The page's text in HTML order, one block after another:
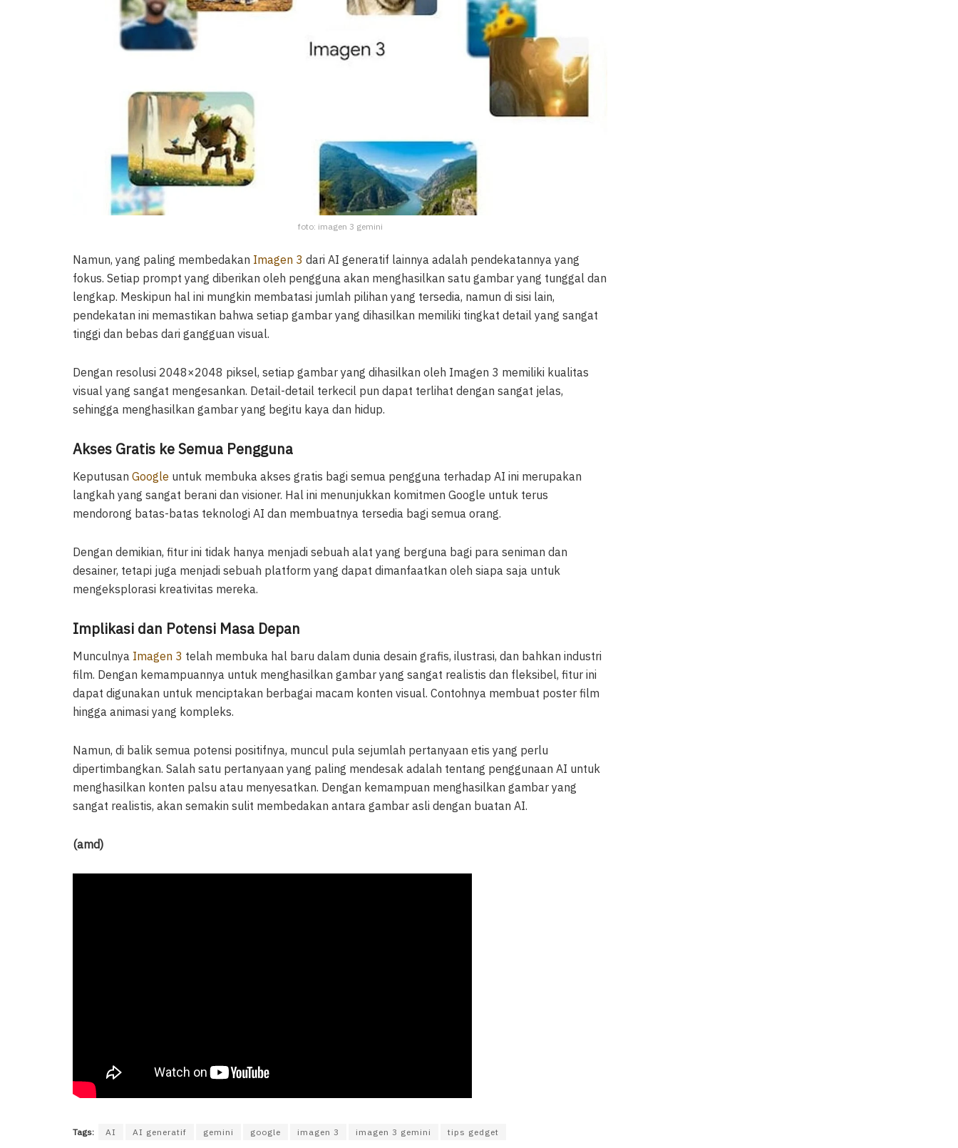
foto: imagen 3 gemini
Namun, yang paling membedakan Imagen 3 dari AI generatif lainnya adalah pendekatannya yang
fokus. Setiap prompt yang diberikan oleh pengguna akan menghasilkan satu gambar yang tunggal dan
lengkap. Meskipun hal ini mungkin membatasi jumlah pilihan yang tersedia, namun di sisi lain,
pendekatan ini memastikan bahwa setiap gambar yang dihasilkan memiliki tingkat detail yang sangat
tinggi dan bebas dari gangguan visual.
Dengan resolusi 2048×2048 piksel, setiap gambar yang dihasilkan oleh Imagen 3 memiliki kualitas
visual yang sangat mengesankan. Detail-detail terkecil pun dapat terlihat dengan sangat jelas,
sehingga menghasilkan gambar yang begitu kaya dan hidup.
Akses Gratis ke Semua Pengguna
Keputusan Google untuk membuka akses gratis bagi semua pengguna terhadap AI ini merupakan
langkah yang sangat berani dan visioner. Hal ini menunjukkan komitmen Google untuk terus
mendorong batas-batas teknologi AI dan membuatnya tersedia bagi semua orang.
Dengan demikian, fitur ini tidak hanya menjadi sebuah alat yang berguna bagi para seniman dan
desainer, tetapi juga menjadi sebuah platform yang dapat dimanfaatkan oleh siapa saja untuk
mengeksplorasi kreativitas mereka.
Implikasi dan Potensi Masa Depan
Munculnya Imagen 3 telah membuka hal baru dalam dunia desain grafis, ilustrasi, dan bahkan industri
film. Dengan kemampuannya untuk menghasilkan gambar yang sangat realistis dan fleksibel, fitur ini
dapat digunakan untuk menciptakan berbagai macam konten visual. Contohnya membuat poster film
hingga animasi yang kompleks.
Namun, di balik semua potensi positifnya, muncul pula sejumlah pertanyaan etis yang perlu
dipertimbangkan. Salah satu pertanyaan yang paling mendesak adalah tentang penggunaan AI untuk
menghasilkan konten palsu atau menyesatkan. Dengan kemampuan menghasilkan gambar yang
sangat realistis, akan semakin sulit membedakan antara gambar asli dengan buatan AI.
(amd)
Tags: AI AI generatif gemini google imagen 3 imagen 3 gemini tips gedget